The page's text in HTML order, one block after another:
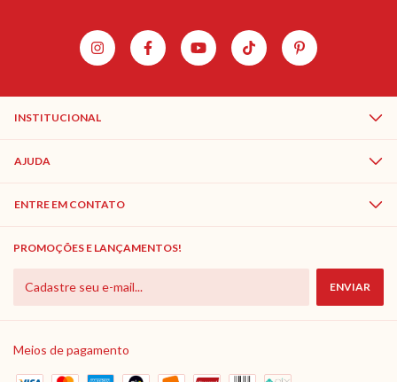
INSTITUCIONAL
AJUDA
ENTRE EM CONTATO
PROMOÇÕES E LANÇAMENTOS!
Meios de pagamento